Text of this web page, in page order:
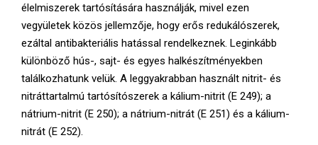
N
U
élelmiszerek tartósítására használják, mivel ezen
vegyületek közös jellemzője, hogy erős redukálószerek,
ezáltal antibakteriális hatással rendelkeznek. Leginkább
különböző hús-, sajt- és egyes halkészítményekben
találkozhatunk velük. A leggyakrabban használt nitrit- és
nitráttartalmú tartósítószerek a kálium-nitrit (E 249); a
nátrium-nitrit (E 250); a nátrium-nitrát (E 251) és a kálium-
nitrát (E 252).